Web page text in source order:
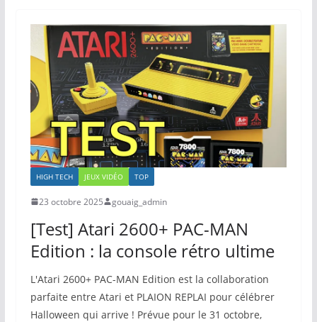
HIGH TECH JEUX VIDÉO TOP
23 octobre 2025 gouaig_admin
[Test] Atari 2600+ PAC-MAN
Edition : la console rétro ultime
L'Atari 2600+ PAC-MAN Edition est la collaboration
parfaite entre Atari et PLAION REPLAI pour célébrer
Halloween qui arrive ! Prévue pour le 31 octobre,